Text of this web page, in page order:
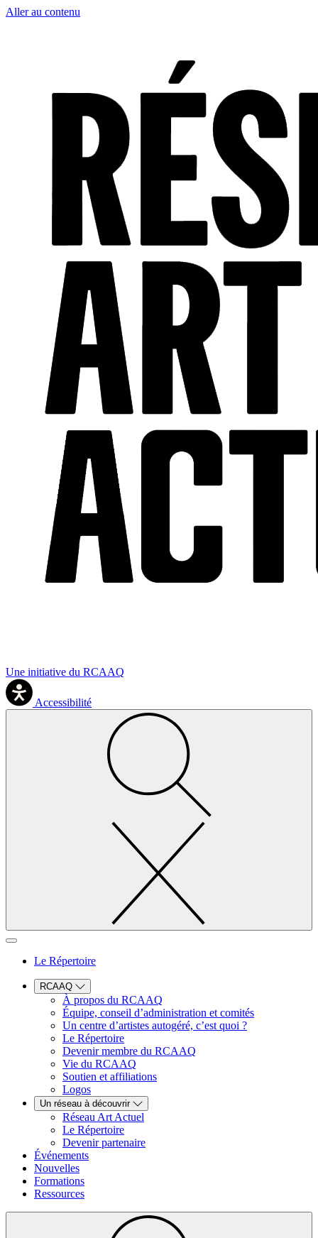
Aller au contenu
Une initiative du RCAAQ
Accessibilité
Le Répertoire
RCAAQ
À propos du RCAAQ
Équipe, conseil d’administration et comités
Un centre d’artistes autogéré, c’est quoi ?
Le Répertoire
Devenir membre du RCAAQ
Vie du RCAAQ
Soutien et affiliations
Logos
Un réseau à découvrir
Réseau Art Actuel
Le Répertoire
Devenir partenaire
Événements
Nouvelles
Formations
Ressources